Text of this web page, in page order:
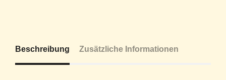
Beschreibung Zusätzliche Informationen